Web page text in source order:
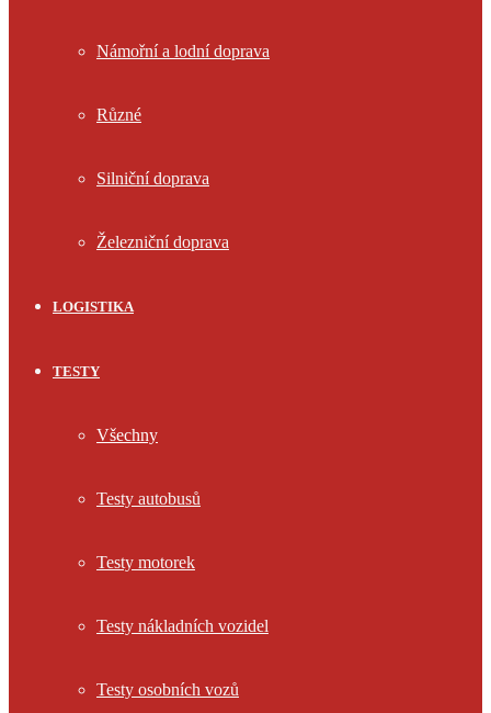
Námořní a lodní doprava
Různé
Silniční doprava
Železniční doprava
LOGISTIKA
TESTY
Všechny
Testy autobusů
Testy motorek
Testy nákladních vozidel
Testy osobních vozů